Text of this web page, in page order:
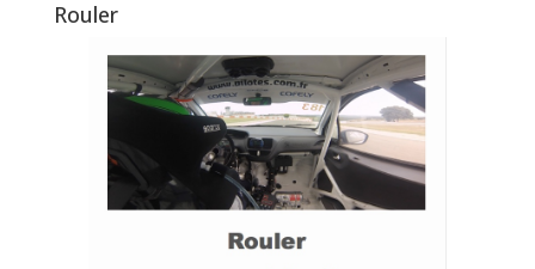
Rouler